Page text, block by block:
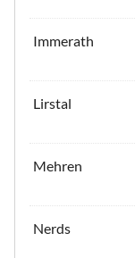
Immerath
Lirstal
Mehren
Nerds